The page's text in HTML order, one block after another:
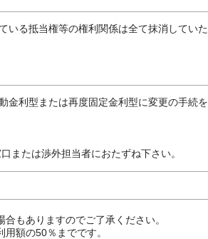
いる抵当権等の権利関係は全て抹消していた
金利型または再度固定金利型に変更の手続を
または渉外担当者におたずね下さい。
もありますのでご了承ください。
額の50％までです。